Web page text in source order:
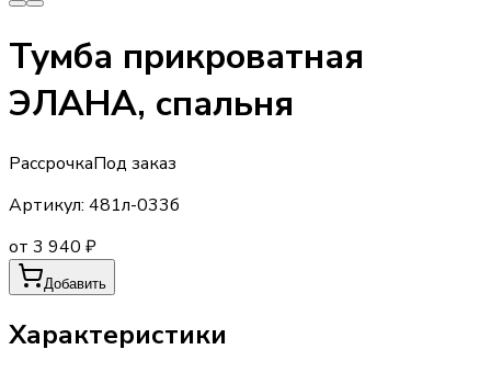
Тумба прикроватная
ЭЛАНА, спальня
РассрочкаПод заказ
Артикул: 481л-033б
от 3 940 ₽
Добавить
Характеристики